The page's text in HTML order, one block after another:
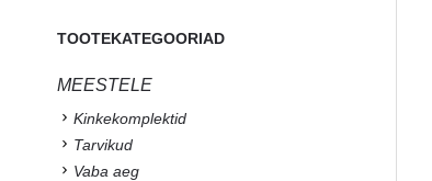
TOOTEKATEGOORIAD
MEESTELE
Kinkekomplektid
Tarvikud
Vaba aeg